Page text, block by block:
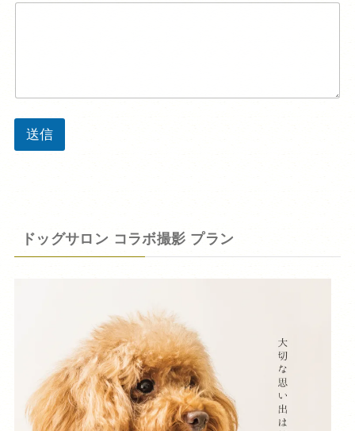
送信
ドッグサロン コラボ撮影 プラン